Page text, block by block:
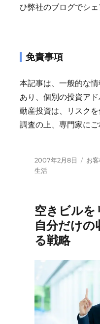
ひ弊社のブログでシェ
免責事項
本記事は、一般的な
あり、個別の投資ア
動産投資は、リスク
調査の上、専門家にご
投
稿
2007年2月8日
カ
お
生活
空きビルを
自分だけの
る戦略